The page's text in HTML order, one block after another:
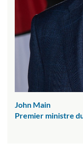
John Main
Premier ministre